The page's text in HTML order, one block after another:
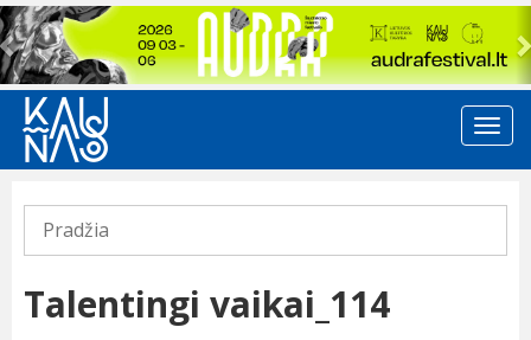
Previous
Pradžia
Talentingi vaikai_114